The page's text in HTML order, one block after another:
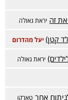
זה יראת גאולה
יעל מהדרום
יראת גאולה
אחר טארקו